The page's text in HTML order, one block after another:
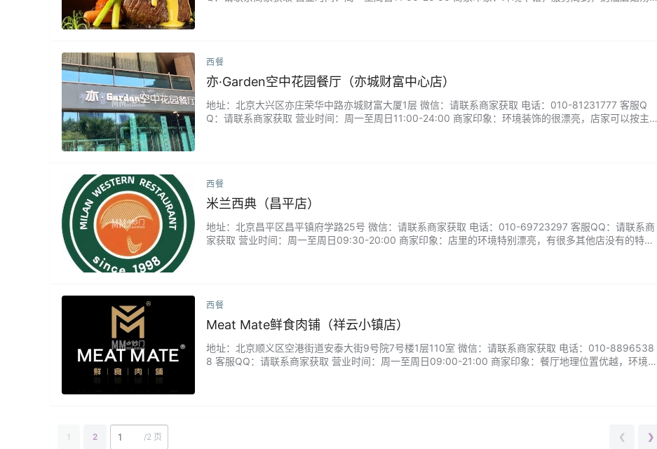
西餐
亦·Garden空中花园餐厅（亦城财富中心店）
地址：北京大兴区亦庄荣华中路亦城财富大厦1层 微信：请联系商家获取 电话：010-81231777 客服Q
Q：请联系商家获取 营业时间：周一至周日11:00-24:00 商家印象：环境装饰的很漂亮，店家可以按主题
西餐
米兰西典（昌平店）
地址：北京昌平区昌平镇府学路25号 微信：请联系商家获取 电话：010-69723297 客服QQ：请联系商
家获取 营业时间：周一至周日09:30-20:00 商家印象：店里的环境特别漂亮，有很多其他店没有的特
西餐
Meat Mate鲜食肉铺（祥云小镇店）
地址：北京顺义区空港街道安泰大街9号院7号楼1层110室 微信：请联系商家获取 电话：010-8896538
8 客服QQ：请联系商家获取 营业时间：周一至周日09:00-21:00 商家印象：餐厅地理位置优越，环境和
1 2 /2 页 ❮ ❯